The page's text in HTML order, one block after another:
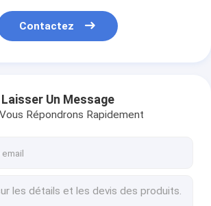
Contactez
Laisser Un Message
Répondrons Rapidement